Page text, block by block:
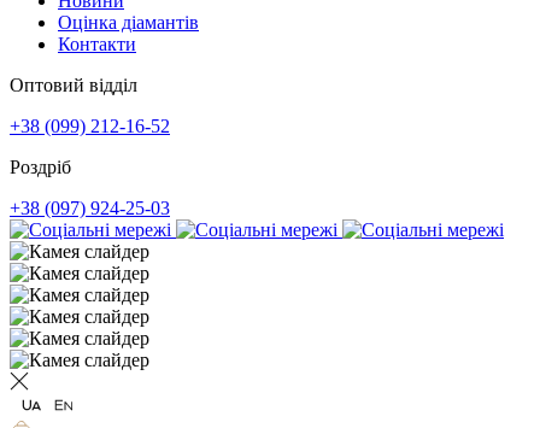
Оцінка діамантів
Контакти
Оптовий відділ
+38 (099) 212-16-52
Роздріб
+38 (097) 924-25-03